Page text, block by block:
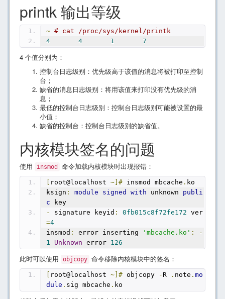
printk 输出等级
~ # cat /proc/sys/kernel/printk
4
4 1 7
4 个值分别为：
控制台日志级别：优先级高于该值的消息将被打印至控制
台；
缺省的消息日志级别：将用该值来打印没有优先级的消
息；
最低的控制台日志级别：控制台日志级别可能被设置的最
小值；
缺省的控制台：控制台日志级别的缺省值。
内核模块签名的问题
使用 insmod 命令加载内核模块时出现报错：
root@localhost ~]# insmod mbcache . ko
ksign : module signed with unknown publi
c key
-
signature keyid : 0fb015c8f72fe172 ver
=4
insmod : error inserting 'mbcache.ko' :
-
1
Unknown error 126
此时可以使用 objcopy 命令移除内核模块中的签名：
root@localhost ~]# objcopy -R . note . mo
dule . sig mbcache . ko